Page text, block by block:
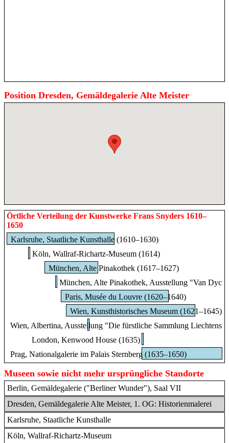
Position Dresden, Gemäldegalerie Alte Meister
Örtliche Verteilung der Kunstwerke Frans Snyders 1610–
1650
Karlsruhe, Staatliche Kunsthalle (1610–1630)
Köln, Wallraf-Richartz-Museum (1614)
München, Alte Pinakothek (1617–1627)
München, Alte Pinakothek, Ausstellung "Van
Paris, Musée du Louvre (1620–1640)
Wien, Kunsthistorisches Museum (1621–1645)
Wien, Albertina, Ausstellung "Die fürstliche Sammlung
London, Kenwood House (1635)
Prag, Nationalgalerie im Palais Sternberg (1635–1650)
Museen sowie nicht mehr ursprüngliche Standorte
Berlin, Gemäldegalerie ("Berliner Wunder"), Saal VII
Dresden, Gemäldegalerie Alte Meister, 1. OG: Historienmalerei
Karlsruhe, Staatliche Kunsthalle
Köln, Wallraf-Richartz-Museum